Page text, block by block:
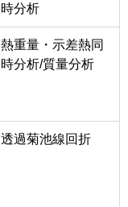
時分析
熱重量・示差熱同
時分析/質量分析
透過菊池線回折